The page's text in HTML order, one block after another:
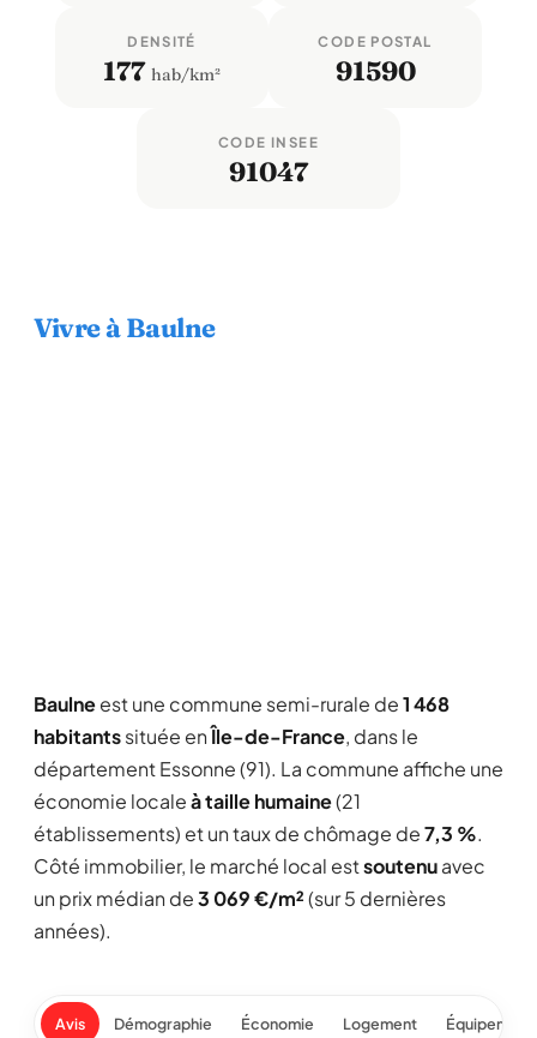
DENSITÉ
177 hab/km²
CODE POSTAL
91590
CODE INSEE
91047
Vivre à Baulne
Baulneest une commune semi-rurale de1 468
habitantssituée enÎle-de-France, dans le
département Essonne (91). La commune affiche une
économie localeà taille humaine(21
établissements) et un taux de chômage de7,3 %.
Côté immobilier, le marché local estsoutenuavec
un prix médian de3 069 €/m²(sur 5 dernières
années).
Avis Démographie Économie Logement